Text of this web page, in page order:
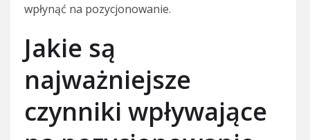
wpłynąć na pozycjonowanie.
Jakie są
najważniejsze
czynniki wpływające